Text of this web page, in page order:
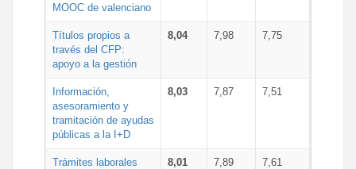
MOOC de valenciano
Títulos propios a
través del CFP:
apoyo a la gestión
8,04 7,98 7,75
Información,
asesoramiento y
tramitación de ayudas
públicas a la I+D
8,03 7,87 7,51
Trámites laborales
8,01 7,89 7,61